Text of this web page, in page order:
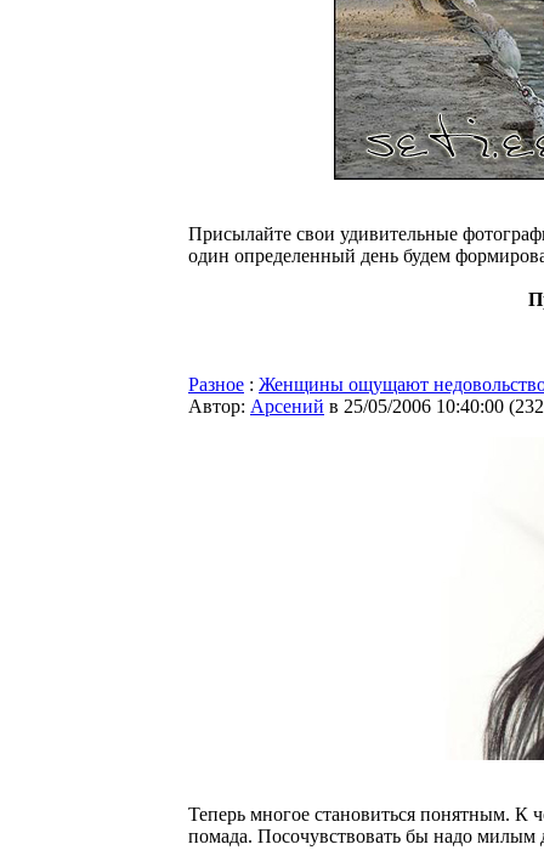
Присылайте свои удивительные
один определенный день будем
Разное : Женщины ощущают
Автор: Арсений в 25/05/2006 10:40:00 (
Теперь многое становиться понятным.
помада. Посочувствовать бы надо милым